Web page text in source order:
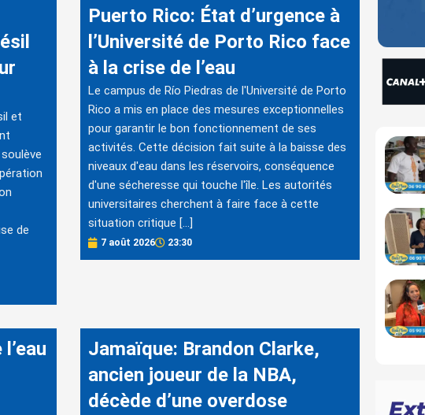
et
de
Puerto Rico: État d’urgence à
l’Université de Porto Rico face
à la crise de l’eau
Le campus de Río Piedras de l'Université de Porto
Rico a mis en place des mesures exceptionnelles
pour garantir le bon fonctionnement de ses
activités. Cette décision fait suite à la baisse des
niveaux d'eau dans les réservoirs, conséquence
d'une sécheresse qui touche l'île. Les autorités
universitaires cherchent à faire face à cette
situation critique […]
7 août 2026 23:30
Jamaïque: Brandon Clarke,
ancien joueur de la NBA,
décède d’une overdose